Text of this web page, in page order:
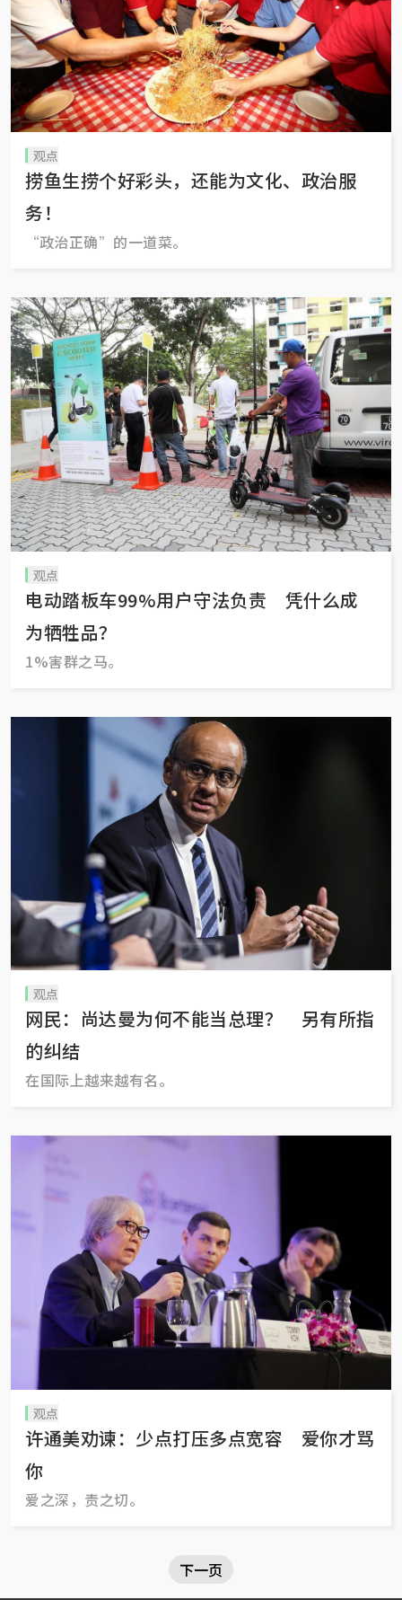
观点
捞鱼生捞个好彩头，还能为文化、政治服
务！
“政治正确”的一道菜。
观点
电动踏板车99%用户守法负责 凭什么成
为牺牲品？
1%害群之马。
观点
网民：尚达曼为何不能当总理？ 另有所指
的纠结
在国际上越来越有名。
观点
许通美劝谏：少点打压多点宽容 爱你才骂
你
爱之深，责之切。
下一页